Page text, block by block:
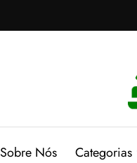
Sobre Nós Categorias